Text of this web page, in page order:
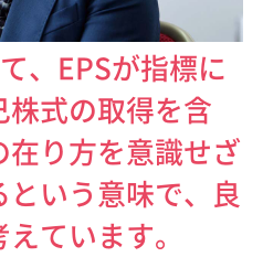
、EPSが指標に
株式の取得を含
在り方を意識せざ
いう意味で、 良
ています。